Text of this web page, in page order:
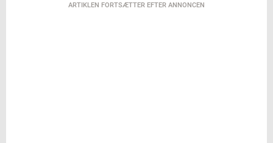
ARTIKLEN FORTSÆTTER EFTER ANNONCEN